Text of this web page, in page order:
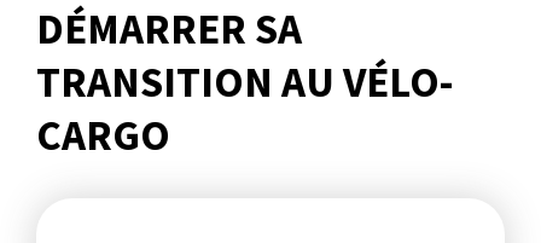
DÉMARRER SA
TRANSITION AU VÉLO-
CARGO